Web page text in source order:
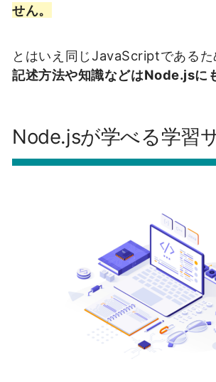
せん。
とはいえ同じJavaScriptであるた
記述方法や知識などはNode.jsに
Node.jsが学べる学習